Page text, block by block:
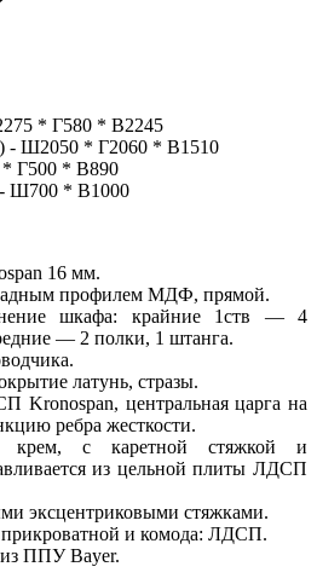
* Г580 * В2245
- Ш2050 * Г2060 * В1510
Г500 * В890
- Ш700 * В1000
16 мм.
профилем МДФ, прямой.
шкафа: крайние 1ств — 4
— 2 полки, 1 штанга.
латунь, стразы.
Kronospan, центральная царга на
ребра жесткости.
крем, с каретной стяжкой и
из цельной плиты ЛДСП
эксцентриковыми стяжками.
и комода: ЛДСП.
из ППУ Bayer.